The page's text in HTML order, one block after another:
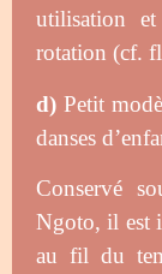
utilisation
rotation (cf.
d) Petit
danses d’
Conservé
Ngoto, il est
au fil du